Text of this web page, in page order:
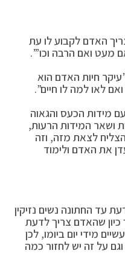
האדם לקבוע לו עת
מעט ואם הרבה וכו’”.
חיות האדם הוא
לאו למה לו חיים”.
מידות הכעס והגאוה
ושאר המידות הרעות,
לצאת מזה, וזה
את האדם ולימוד
עד החתונה נשים נזיקין
כיון שהאדם צריך לדעת
מידי יום ביומו, לכן
על זה יש לחזור כמה